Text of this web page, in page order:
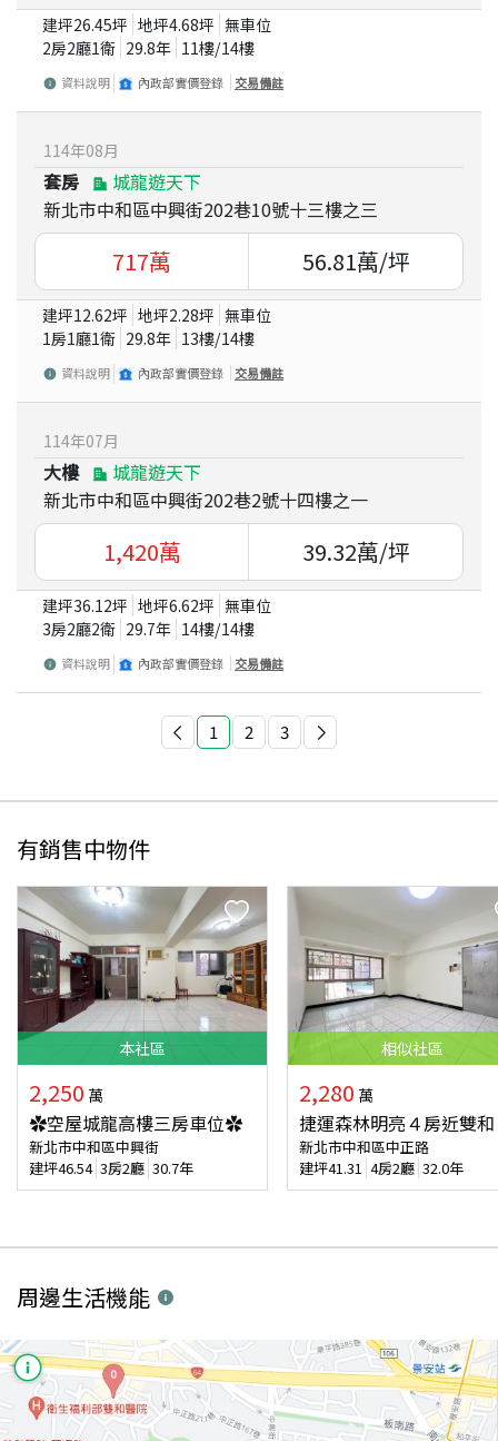
建坪26.45坪 地坪4.68坪 無車位
2房2廳1衛 29.8年 11樓/14樓
資料說明 內政部實價登錄 交易備註
114年08月
套房
城龍遊天下
新北市中和區中興街202巷10號十三樓之三
717萬 56.81萬/坪
建坪12.62坪 地坪2.28坪 無車位
1房1廳1衛 29.8年 13樓/14樓
資料說明 內政部實價登錄 交易備註
114年07月
大樓
城龍遊天下
新北市中和區中興街202巷2號十四樓之一
1,420萬 39.32萬/坪
建坪36.12坪 地坪6.62坪 無車位
3房2廳2衛 29.7年 14樓/14樓
資料說明 內政部實價登錄 交易備註
1 2 3
有銷售中物件
本社區
2,250 萬
✿空屋城龍高樓三房車位✿
新北市中和區中興街
建坪46.54 3房2廳 30.7年
相似社區
2,280 萬
捷運森林明亮４房近雙和
新北市中和區中正路
建坪41.31 4房2廳 32.0年
周邊生活機能